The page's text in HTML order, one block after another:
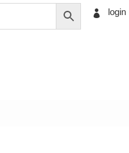
 login